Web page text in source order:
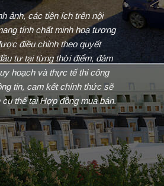
ảnh, các tiện ích trên nội
tính chất minh hoạ tương
điều chỉnh theo quyết
tư tại từng thời điểm, đảm
hoạch và thực tế thi công
tin, cam kết chính thức sẽ
thể tại Hợp đồng mua bán.